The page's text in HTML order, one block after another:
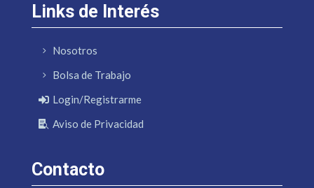
Links de Interés
Nosotros
Bolsa de Trabajo
Login/Registrarme
Aviso de Privacidad
Contacto